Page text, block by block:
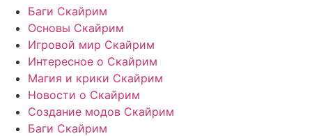
Баги Скайрим
Основы Скайрим
Игровой мир Скайрим
Интересное о Скайрим
Магия и крики Скайрим
Новости о Скайрим
Создание модов Скайрим
Баги Скайрим